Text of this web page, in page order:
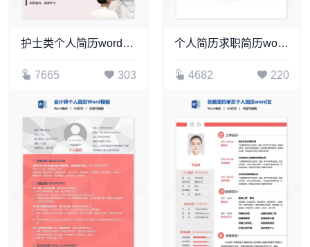
护士类个人简历word模板共4页(7)
7665 303
个人简历求职简历word空白标准表格(10)
4682 220